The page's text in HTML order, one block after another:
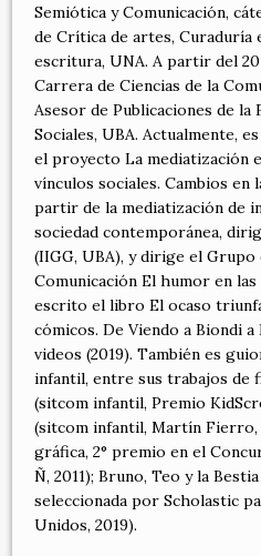
Semiótica y Comunicación,
de Crítica de artes, Curaduría
escritura, UNA. A partir del
Carrera de Ciencias de la
Asesor de Publicaciones de la
Sociales, UBA. Actualmente,
el proyecto La mediatización
vínculos sociales. Cambios en
partir de la mediatización de
sociedad contemporánea,
(IIGG, UBA), y dirige el
Comunicación El humor en las
escrito el libro El ocaso
cómicos. De Viendo a Biondi
videos (2019). También es
infantil, entre sus trabajos de
(sitcom infantil, Premio
(sitcom infantil, Martín Fierro,
gráfica, 2° premio en el
Ñ, 2011); Bruno, Teo y la
seleccionada por Scholastic
Unidos, 2019).